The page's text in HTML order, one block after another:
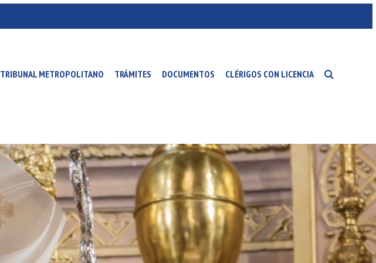
TRIBUNAL METROPOLITANO TRÁMITES DOCUMENTOS CLÉRIGOS CON LICENCIA